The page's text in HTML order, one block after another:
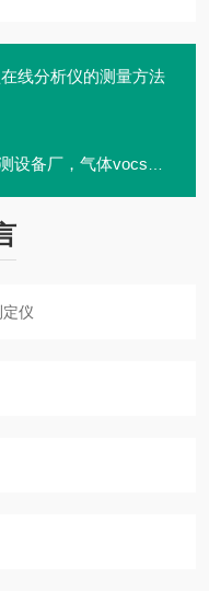
线分析仪的测量方法
厂，气体vocs检测仪器